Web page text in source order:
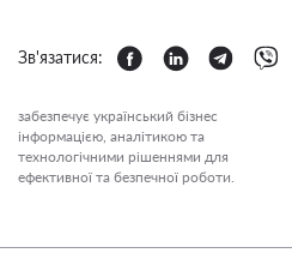
Зв'язатися:
забезпечує український бізнес
інформацією, аналітикою та
технологічними рішеннями для
ефективної та безпечної роботи.